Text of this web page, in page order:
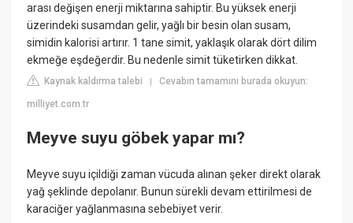
arası değişen enerji miktarına sahiptir. Bu yüksek enerji
üzerindeki susamdan gelir, yağlı bir besin olan susam,
simidin kalorisi artırır. 1 tane simit, yaklaşık olarak dört dilim
ekmeğe eşdeğerdir. Bu nedenle simit tüketirken dikkat.
Kaynak kaldırma talebi |Cevabın tamamını burada okuyun:
milliyet.com.tr
Meyve suyu göbek yapar mı?
Meyve suyu içildiği zaman vücuda alınan şeker direkt olarak
yağ şeklinde depolanır. Bunun sürekli devam ettirilmesi de
karaciğer yağlanmasına sebebiyet verir.